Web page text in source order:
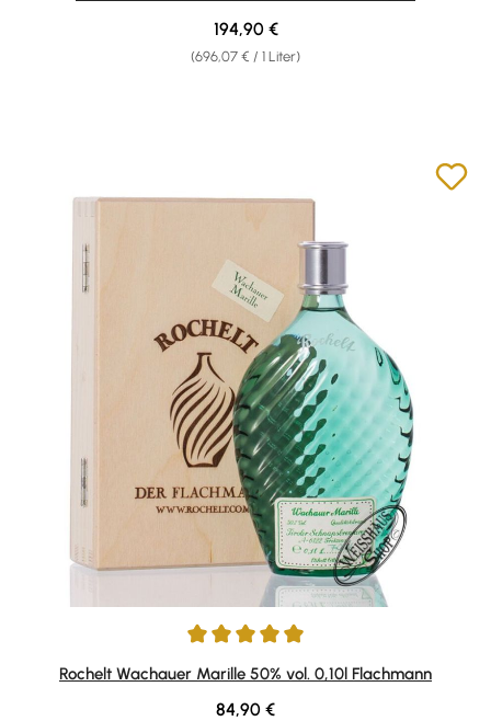
(696,07 € / 1 Liter)
Regulärer Preis:
194,90 €
Durchschnittliche Bewertung von 4.93 von 5 Sternen
Rochelt Wachauer Marille 50% vol. 0,10l Flachmann
Regulärer Preis:
84,90 €